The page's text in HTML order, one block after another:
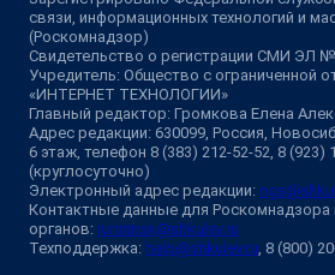
связи, информационных технологий и
(Роскомнадзор)
Свидетельство о регистрации СМИ ЭЛ
Учредитель: Общество с ограниченной
«ИНТЕРНЕТ ТЕХНОЛОГИИ»
Главный редактор: Громкова Елена
Адрес редакции: 630099, Россия,
6 этаж, телефон 8 (383) 212-52-52, 8 (923)
(круглосуточно)
Электронный адрес редакции:
Контактные данные для Роскомнадзора
органов: juristnsk@shkulev.ru
Техподдержка: help@shkulev.ru , 8 (800)